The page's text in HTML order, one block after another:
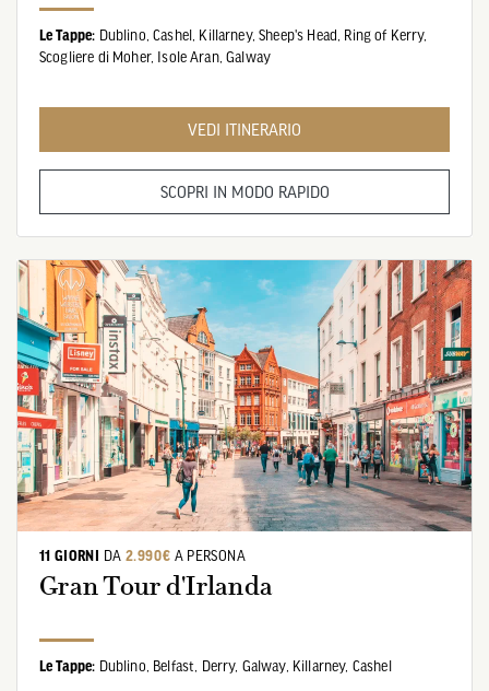
Le Tappe: Dublino, Cashel, Killarney, Sheep's Head,
Ring of Kerry,
Scogliere di Moher,
Isole Aran, Galway
VEDI ITINERARIO
SCOPRI IN MODO RAPIDO
11 GIORNI DA 2.990€ A PERSONA
Gran Tour d'Irlanda
Le Tappe: Dublino, Belfast, Derry, Galway, Killarney, Cashel